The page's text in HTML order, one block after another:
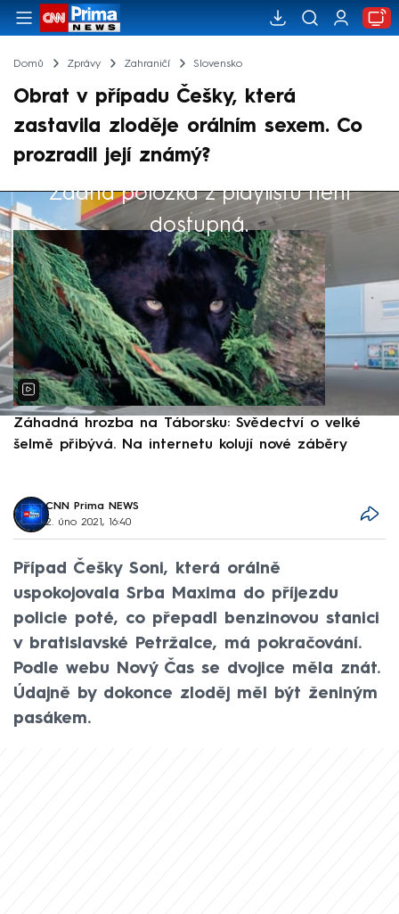
Domů Zprávy Zahraničí Slovensko
Obrat v případu Češky, která
zastavila zloděje orálním sexem. Co
prozradil její známý?
Žádná položka z playlistu není
dostupná.
Výběr redakce
Záhadná hrozba na Táborsku: Svědectví o velké
šelmě přibývá. Na internetu kolují nové záběry
CNN Prima NEWS
2. úno 2021, 16:40
Případ Češky Soni, která orálně
uspokojovala Srba Maxima do příjezdu
policie poté, co přepadl benzinovou stanici
v bratislavské Petržalce, má pokračování.
Podle webu Nový Čas se dvojice měla znát.
Údajně by dokonce zloděj měl být ženiným
pasákem.